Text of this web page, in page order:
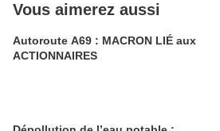
Vous aimerez aussi
Autoroute A69 : MACRON LIÉ aux
ACTIONNAIRES